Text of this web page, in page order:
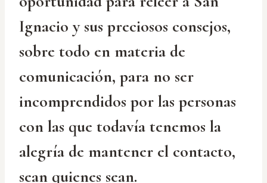
Ignacio y sus preciosos consejos,
sobre todo en materia de
comunicación, para no ser
incomprendidos por las personas
con las que todavía tenemos la
alegría de mantener el contacto,
sean quienes sean.